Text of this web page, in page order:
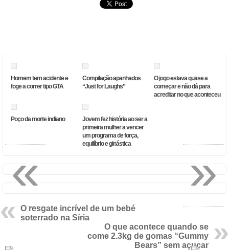
Homem tem acidente e
foge a correr tipo GTA
Compilação apanhados
“Just for Laughs”
O jogo estava quase a
começar e não dá para
acreditar no que aconteceu
Poço da morte indiano
Jovem fez história ao ser a
primeira mulher a vencer
um programa de força,
equilíbrio e ginástica
O resgate incrível de um bebé
soterrado na Síria
O que acontece quando se
come 2.3kg de gomas “Gummy
Bears” sem açucar
»
«